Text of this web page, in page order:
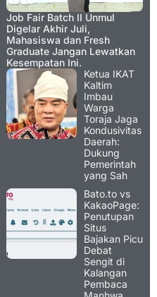
Job Fair Batch II Unmul
Digelar Akhir Juli,
Mahasiswa dan Fresh
Graduate Jangan Lewatkan
Kesempatan Ini.
Ketua IKAT
Kaltim
Imbau
Warga
Toraja Jaga
Kondusivitas
Daerah:
Dukung
Pemerintah
yang Sah
Bato.to vs
KakaoPage:
Penutupan
Situs
Bajakan Picu
Debat
Sengit di
Kalangan
Pembaca